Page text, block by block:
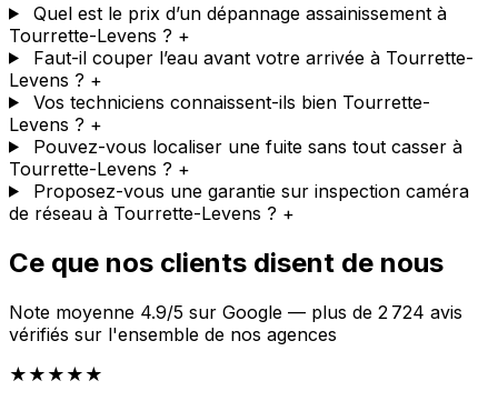
Quel est le prix d’un dépannage assainissement à
Tourrette-Levens ? +
Faut-il couper l’eau avant votre arrivée à Tourrette-
Levens ? +
Vos techniciens connaissent-ils bien Tourrette-
Levens ? +
Pouvez-vous localiser une fuite sans tout casser à
Tourrette-Levens ? +
Proposez-vous une garantie sur inspection caméra
de réseau à Tourrette-Levens ? +
Ce que nos clients disent de nous
Note moyenne 4.9/5 sur Google — plus de 2 724 avis
vérifiés sur l'ensemble de nos agences
★★★★★